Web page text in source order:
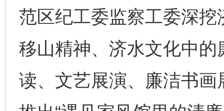
范区纪工委监察工委深
移山精神、济水文化中
读、文艺展演、廉洁书画